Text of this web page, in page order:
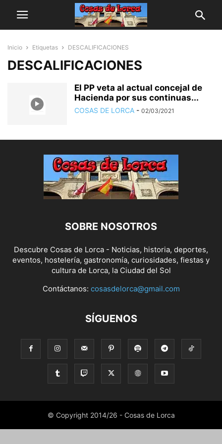
Inicio Etiquetas DESCALIFICACIONES
DESCALIFICACIONES
El PP veta al actual concejal de
Hacienda por sus continuas...
COSAS DE LORCA - 02/03/2021
SOBRE NOSOTROS
Descubre Cosas de Lorca - Noticias, historia, deportes,
eventos, hostelería, gastronomía, curiosidades, fiestas y
cultura de Lorca, la Ciudad del Sol
Contáctanos: cosasdelorca@gmail.com
SÍGUENOS
© Copyright 2014/26 - Cosas de Lorca